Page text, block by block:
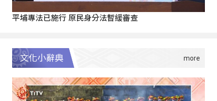
平埔專法已施行 原民身分法暫緩審查
文化小辭典